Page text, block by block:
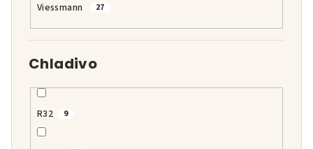
Viessmann 27
Chladivo
R32 9